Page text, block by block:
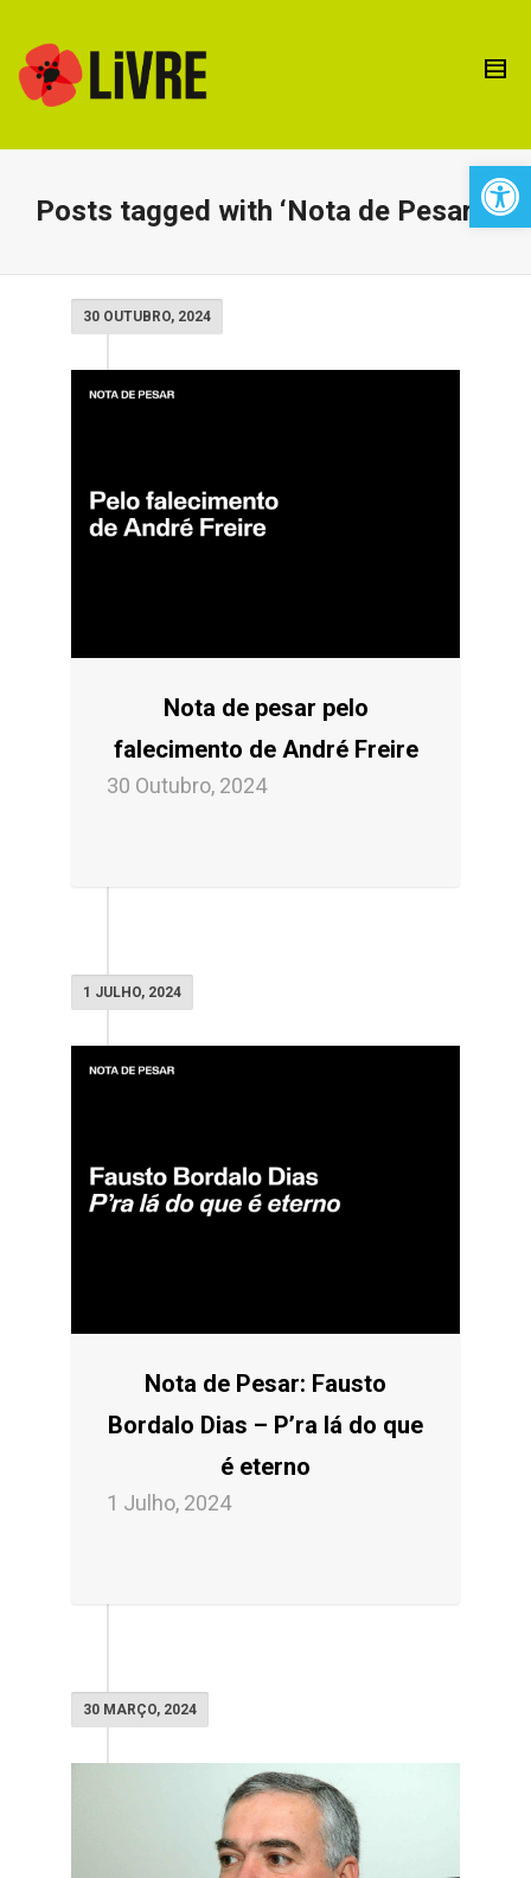
Posts tagged with ‘Nota de Pesar’
30 OUTUBRO, 2024
Nota de pesar pelo
falecimento de André Freire
30 Outubro, 2024
1 JULHO, 2024
Nota de Pesar: Fausto
Bordalo Dias – P’ra lá do que
é eterno
1 Julho, 2024
30 MARÇO, 2024